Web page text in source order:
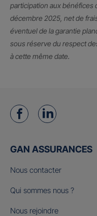
participation aux bénéfices
décembre 2025, net de
éventuel de la garantie
sous réserve du respect
à cette même date.
GAN ASSURANCES
Nous contacter
Qui sommes nous ?
Nous rejoindre